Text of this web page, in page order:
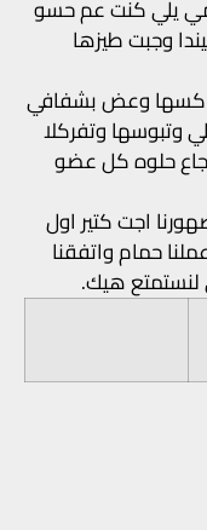
يلي كنت عم حسو
وجبت طيزها
كسها وعض بشفافي
وتبوسها وتفركلا
حلوه كل عضو
اجت كتير اول
حمام واتفقنا
هيك.